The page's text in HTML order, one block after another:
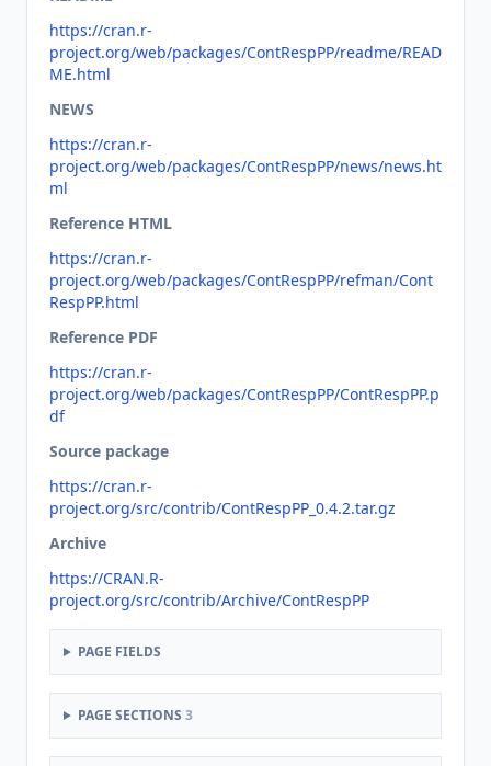
https://cran.r-
project.org/web/packages/ContRespPP/readme/READ
ME.html
NEWS
https://cran.r-
project.org/web/packages/ContRespPP/news/news.ht
ml
Reference HTML
https://cran.r-
project.org/web/packages/ContRespPP/refman/Cont
RespPP.html
Reference PDF
https://cran.r-
project.org/web/packages/ContRespPP/ContRespPP.p
df
Source package
https://cran.r-
project.org/src/contrib/ContRespPP_0.4.2.tar.gz
Archive
https://CRAN.R-
project.org/src/contrib/Archive/ContRespPP
PAGE FIELDS
PAGE SECTIONS 3